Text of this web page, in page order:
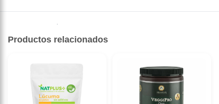
Sin descripción disponible.
Productos relacionados